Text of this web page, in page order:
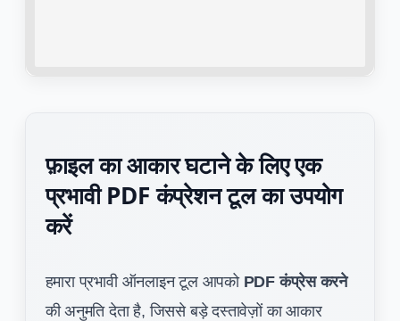
फ़ाइल का आकार घटाने के लिए एक
प्रभावी PDF कंप्रेशन टूल का उपयोग
करें
हमारा प्रभावी ऑनलाइन टूल आपको PDF कंप्रेस करने
की अनुमति देता है, जिससे बड़े दस्तावेज़ों का आकार